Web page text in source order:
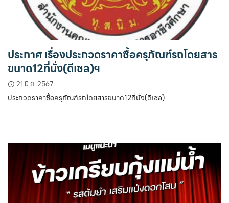
ประกาศ เรื่องประกวดราคาซื้อครุภัณฑ์รถโดยสาร
ขนาด12ที่นั่ง(ดีเซล)ฯ
21 มิ.ย. 2567
ประกวดราคาซื้อครุภัณฑ์รถโดยสารขนาด12ที่นั่ง(ดีเซล)